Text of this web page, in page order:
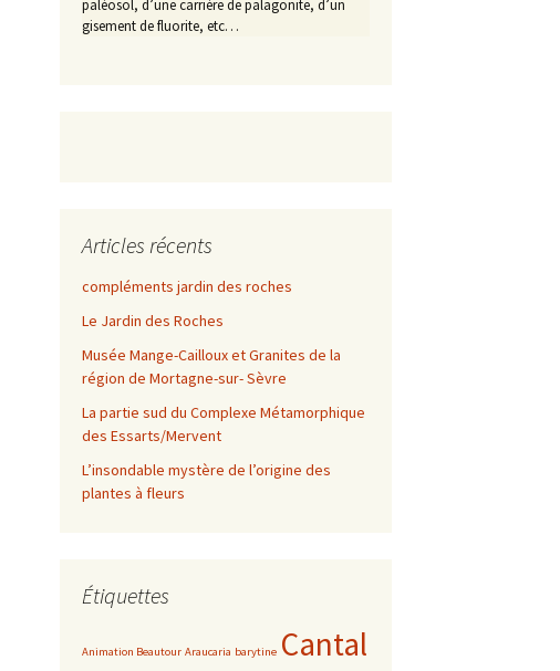
paléosol, d’une carrière de palagonite, d’un
gisement de fluorite, etc…
Articles récents
compléments jardin des roches
Le Jardin des Roches
Musée Mange-Cailloux et Granites de la
région de Mortagne-sur- Sèvre
La partie sud du Complexe Métamorphique
des Essarts/Mervent
L’insondable mystère de l’origine des
plantes à fleurs
Étiquettes
Animation Beautour Araucaria barytine Cantal